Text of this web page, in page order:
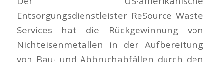
Entsorgungsdienstleister ReSource Waste
Services hat die Rückgewinnung von
Nichteisenmetallen in der Aufbereitung
von Bau- und Abbruchabfällen durch den